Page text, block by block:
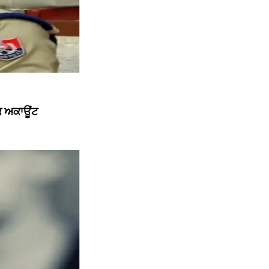
ਅਕਾਊਂਟ